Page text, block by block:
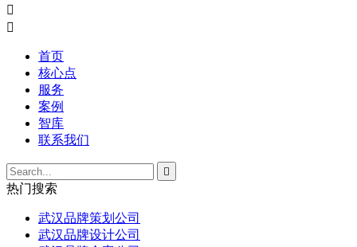


首页
核心点
服务
案例
智库
联系我们

热门搜索
武汉品牌策划公司
武汉品牌设计公司